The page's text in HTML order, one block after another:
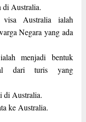
di Australia.
Australia ialah
Negara yang ada
menjadi bentuk
dari turis yang
di Australia.
ke Australia.